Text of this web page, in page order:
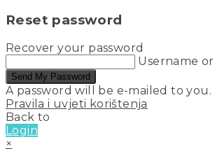
Reset password
Recover your password
Username or
Send My Password
A password will be e-mailed to you.
Pravila i uvjeti korištenja
Back to
Login
×